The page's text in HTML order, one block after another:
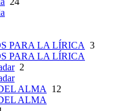
PARA LA LÍRICA 3
PARA LA LÍRICA
2
ALMA
12
ALMA